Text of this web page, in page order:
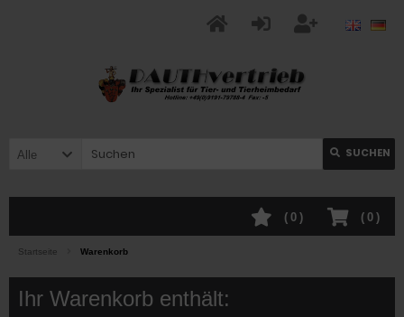
Alle SUCHEN
( 0 )
( 0 )
Startseite Warenkorb
Ihr Warenkorb enthält: